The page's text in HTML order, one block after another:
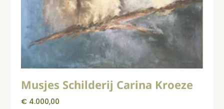
Musjes Schilderij Carina Kroeze
€ 4.000,00